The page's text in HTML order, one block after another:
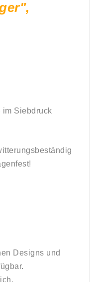
im Siebdruck
Designs und